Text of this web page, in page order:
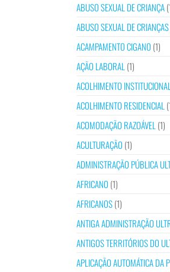
ABUSO SEXUAL DE CRIANÇA
ABUSO SEXUAL DE CRIANÇAS
ACAMPAMENTO CIGANO (1)
AÇÃO LABORAL (1)
ACOLHIMENTO INSTITUCIONAL
ACOLHIMENTO RESIDENCIAL
ACOMODAÇÃO RAZOÁVEL (1)
ACULTURAÇÃO (1)
ADMINISTRAÇÃO PÚBLICA
AFRICANO (1)
AFRICANOS(1)
ANTIGA ADMINISTRAÇÃO
ANTIGOS TERRITÓRIOS DO
APLICAÇÃO AUTOMÁTICA DA